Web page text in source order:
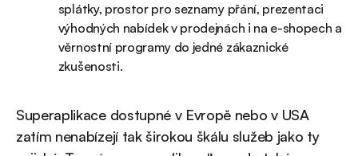
splátky, prostor pro seznamy přání, prezentaci
výhodných nabídek v prodejnách i na e-shopech a
věrnostní programy do jedné zákaznické
zkušenosti.
Superaplikace dostupné v Evropě nebo v USA
zatím nenabízejí tak širokou škálu služeb jako ty